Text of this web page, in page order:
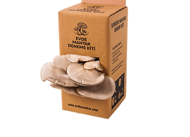
٫
٠
T
R
Y
ل
ك
ل
1